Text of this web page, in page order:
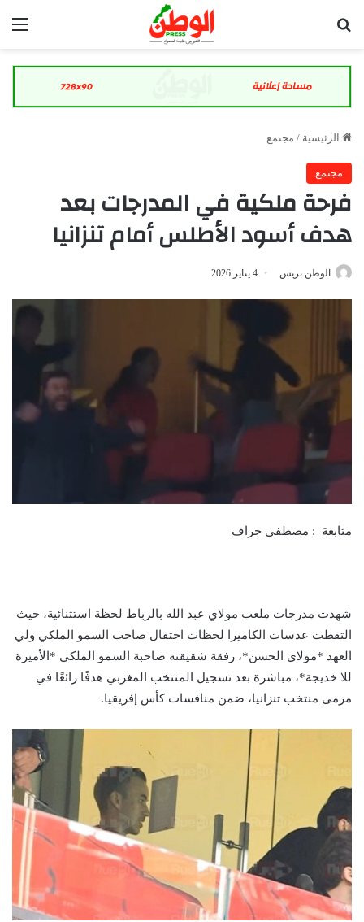
الرئيسية / مجتمع
مجتمع
فرحة ملكية في المدرجات بعد
هدف أسود الأطلس أمام تنزانيا
الوطن بريس 4 يناير 2026
متابعة : مصطفى جراف
شهدت مدرجات ملعب مولاي عبد الله بالرباط لحظة استثنائية، حيث
التقطت عدسات الكاميرا لحظات احتفال صاحب السمو الملكي ولي
العهد *مولاي الحسن*، رفقة شقيقته صاحبة السمو الملكي *الأميرة
للا خديجة*، مباشرة بعد تسجيل المنتخب المغربي هدفًا رائعًا في
مرمى منتخب تنزانيا، ضمن منافسات كأس إفريقيا.